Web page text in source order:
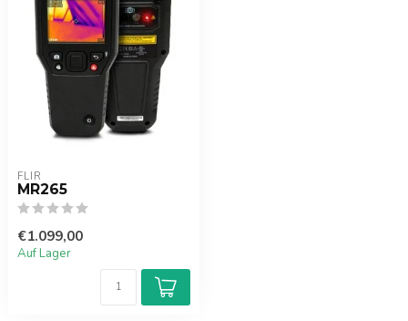
FLIR
MR265
€1.099,00
Auf Lager